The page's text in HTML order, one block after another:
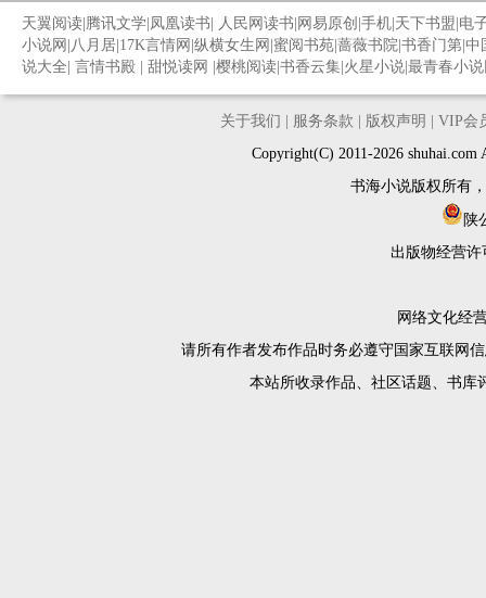
天翼阅读 腾讯文学 凤凰读书 人民网读书 网易原创 手机 天下书盟 电
小说网 八月居 17K言情网 纵横女生网 蜜阅书苑 蔷薇书院 书香门第 中
说大全 言情书殿 甜悦读网 樱桃阅读 书香云集 火星小说 最青春小
关于我们 服务条款 版权声明
VIP会
Copyright(C) 2011-2026
书海小说版权所有
陕
出版物经营许
网络文化经
请所有作者发布作品时务必遵守国家互联网
本站所收录作品、社区话题、书库